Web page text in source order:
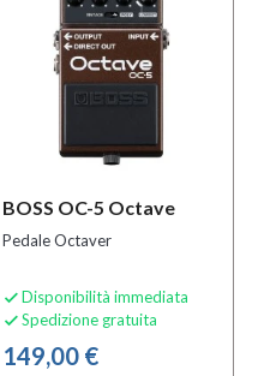
BOSS OC-5 Octave
Pedale Octaver
 Disponibilità immediata
 Spedizione gratuita
149,00 €